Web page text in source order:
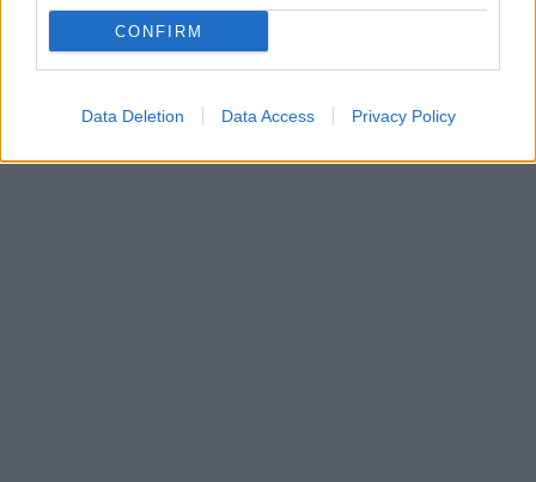
CONFIRM
Data Deletion Data Access Privacy Policy
Parabola.cz- web o satelitní, terestrické a kabelové televizi, ©
O webu parabola.cz •O souborech cookies
Dovolená u moře